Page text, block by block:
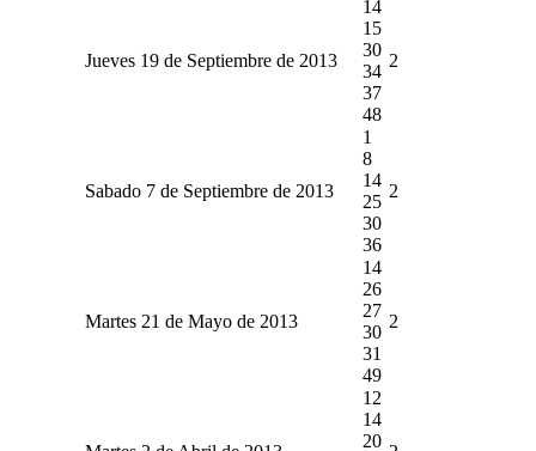
Jueves 19 de Septiembre de 2013
14
15
30
34
37
48
2
Sabado 7 de Septiembre de 2013
1
8
14
25
30
36
2
Martes 21 de Mayo de 2013
14
26
27
30
31
49
2
12
14
20